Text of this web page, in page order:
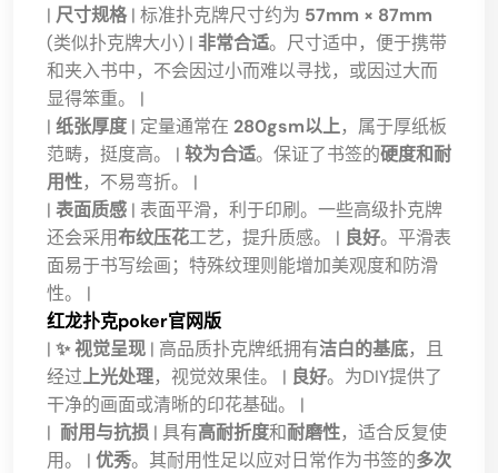
| 尺寸规格 | 标准扑克牌尺寸约为 57mm × 87mm
(类似扑克牌大小) | 非常合适。尺寸适中，便于携带
和夹入书中，不会因过小而难以寻找，或因过大而
显得笨重。 |
| 纸张厚度 | 定量通常在 280gsm以上，属于厚纸板
范畴，挺度高。 | 较为合适。保证了书签的硬度和耐
用性，不易弯折。 |
| 表面质感 | 表面平滑，利于印刷。一些高级扑克牌
还会采用布纹压花工艺，提升质感。 | 良好。平滑表
面易于书写绘画；特殊纹理则能增加美观度和防滑
性。 |
红龙扑克poker官网版
| ✨ 视觉呈现 | 高品质扑克牌纸拥有洁白的基底，且
经过上光处理，视觉效果佳。 | 良好。为DIY提供了
干净的画面或清晰的印花基础。 |
| ️ 耐用与抗损 | 具有高耐折度和耐磨性，适合反复使
用。 | 优秀。其耐用性足以应对日常作为书签的多次